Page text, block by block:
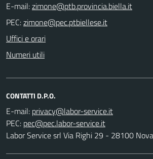
E-mail:
PEC:
Uffici e orari
Numeri utili
CONTATTI D.P.O.
E-mail:
PEC:
Labor Service srl Via Righi 29 - 28100